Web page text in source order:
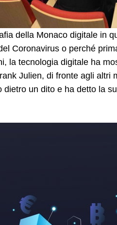
della Monaco digitale in
Coronavirus o perché
la tecnologia digitale ha
Julien, di fronte agli altri
un dito e ha detto la